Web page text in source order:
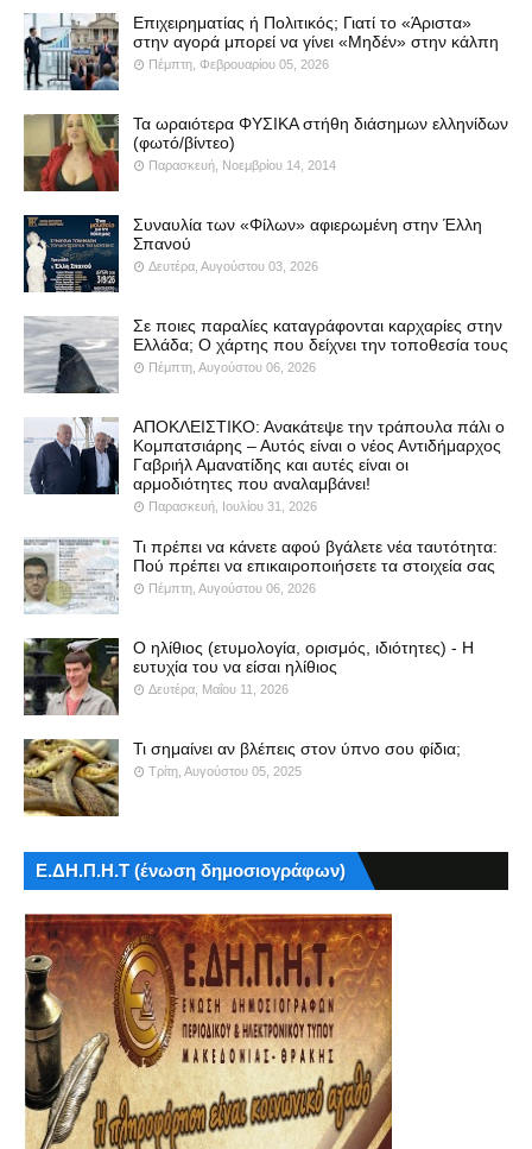
Επιχειρηματίας ή Πολιτικός; Γιατί το «Άριστα»
στην αγορά μπορεί να γίνει «Μηδέν» στην κάλπη
Πέμπτη, Φεβρουαρίου 05, 2026
Τα ωραιότερα ΦΥΣΙΚΑ στήθη διάσημων ελληνίδων
(φωτό/βίντεο)
Παρασκευή, Νοεμβρίου 14, 2014
Συναυλία των «Φίλων» αφιερωμένη στην Έλλη
Σπανού
Δευτέρα, Αυγούστου 03, 2026
Σε ποιες παραλίες καταγράφονται καρχαρίες στην
Ελλάδα; Ο χάρτης που δείχνει την τοποθεσία τους
Πέμπτη, Αυγούστου 06, 2026
ΑΠΟΚΛΕΙΣΤΙΚΟ: Ανακάτεψε την τράπουλα πάλι ο
Κομπατσιάρης – Αυτός είναι ο νέος Αντιδήμαρχος
Γαβριήλ Αμανατίδης και αυτές είναι οι
αρμοδιότητες που αναλαμβάνει!
Παρασκευή, Ιουλίου 31, 2026
Τι πρέπει να κάνετε αφού βγάλετε νέα ταυτότητα:
Πού πρέπει να επικαιροποιήσετε τα στοιχεία σας
Πέμπτη, Αυγούστου 06, 2026
Ο ηλίθιος (ετυμολογία, ορισμός, ιδιότητες) - Η
ευτυχία του να είσαι ηλίθιος
Δευτέρα, Μαΐου 11, 2026
Τι σημαίνει αν βλέπεις στον ύπνο σου φίδια;
Τρίτη, Αυγούστου 05, 2025
Ε.ΔΗ.Π.Η.Τ (ένωση δημοσιογράφων)